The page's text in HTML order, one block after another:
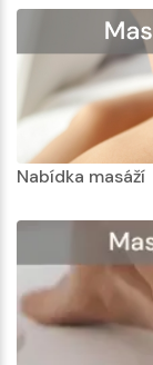
Nabídka masáží